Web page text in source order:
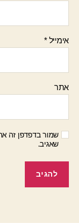
אימייל*
אתר
שמור בדפדפן זה
שאגיב.